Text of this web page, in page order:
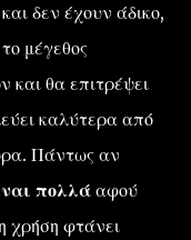
δεν έχουν άδικο,
μέγεθος
και θα επιτρέψει
καλύτερα από
Πάντως αν
πολλάαφού
χρήση φτάνει